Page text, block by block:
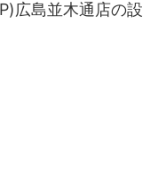
広島並木通店の設